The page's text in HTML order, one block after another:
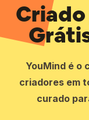
YouMind é o
criadores em
curado